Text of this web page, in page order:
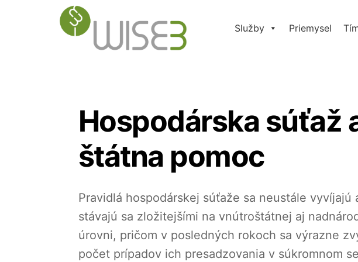
Služby Priemysel
Hospodárska súťaž
štátna pomoc
Pravidlá hospodárskej súťaže sa neustále vyvíjajú
stávajú sa zložitejšími na vnútroštátnej aj
úrovni, pričom v posledných rokoch sa výrazne
počet prípadov ich presadzovania v súkromnom